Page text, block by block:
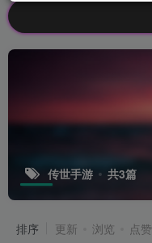
传世手游 共3篇
排序 更新 浏览 点赞